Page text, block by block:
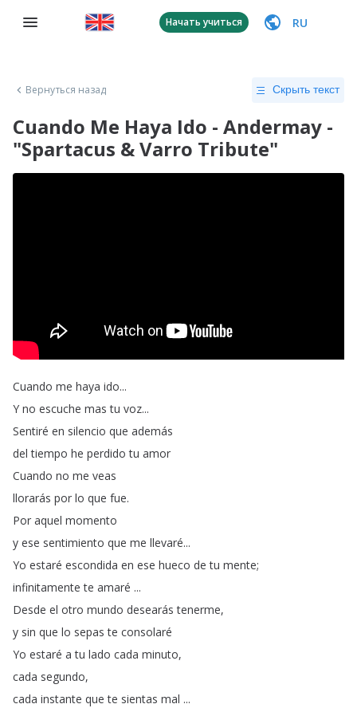
Начать учиться RU
Вернуться назад Скрыть текст
Cuando Me Haya Ido - Andermay -
"Spartacus & Varro Tribute"
Cuando me haya ido...
Y no escuche mas tu voz...
Sentiré en silencio que además
del tiempo he perdido tu amor
Cuando no me veas
llorarás por lo que fue.
Por aquel momento
y ese sentimiento que me llevaré...
Yo estaré escondida en ese hueco de tu mente;
infinitamente te amaré ...
Desde el otro mundo desearás tenerme,
y sin que lo sepas te consolaré
Yo estaré a tu lado cada minuto,
cada segundo,
cada instante que te sientas mal ...